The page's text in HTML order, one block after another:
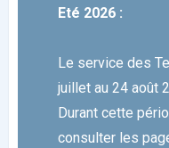
Eté 2026 :
Le service des
juillet au 24 août
Durant cette
consulter les